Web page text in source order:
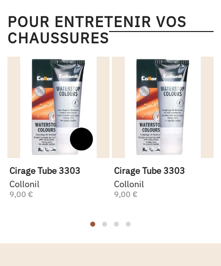
POUR ENTRETENIR VOS
CHAUSSURES
Cirage Tube 3303
Collonil
9,00 €
Cirage Tube 3303
Collonil
9,00 €